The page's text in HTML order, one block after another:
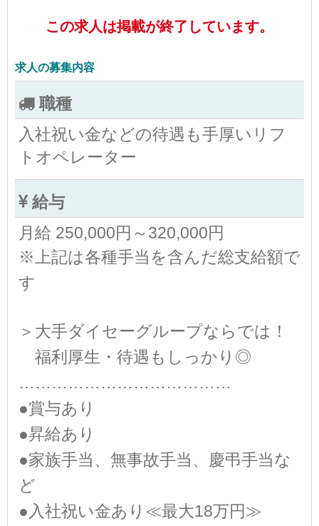
この求人は掲載が終了しています。
求人の募集内容
職種
入社祝い金などの待遇も手厚いリフ
トオペレーター
給与
月給 250,000円～320,000円
※上記は各種手当を含んだ総支給額で
す
＞大手ダイセーグループならでは！
福利厚生・待遇もしっかり◎
…………………………………
●賞与あり
●昇給あり
●家族手当、無事故手当、慶弔手当な
ど
●入社祝い金あり≪最大18万円≫